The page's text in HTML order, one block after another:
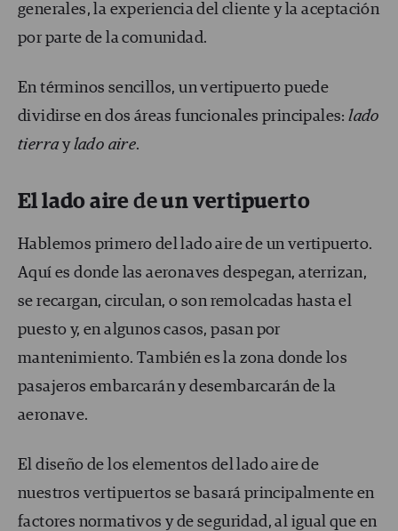
generales, la experiencia del cliente y la aceptación
por parte de la comunidad.
En términos sencillos, un vertipuerto puede
dividirse en dos áreas funcionales principales:lado
tierraylado aire.
El lado aire deun vertipuerto
Hablemos primero del lado aire de un vertipuerto.
Aquí es donde las aeronaves despegan, aterrizan,
se recargan, circulan, o son remolcadas hasta el
puesto y, en algunos casos, pasan por
mantenimiento. También es la zona donde los
pasajeros embarcarán y desembarcarán de la
aeronave.
El diseño de los elementos del lado aire de
nuestros vertipuertos se basará principalmente en
factores normativos y de seguridad, al igual que en